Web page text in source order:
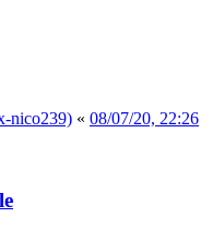
nico239) « 08/07/20, 22:26